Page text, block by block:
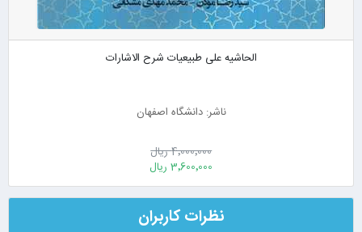
الحاشیه علی طبیعیات شرح الاشارات
ناشر: دانشگاه اصفهان
4٬000٬000 ریال
3٬600٬000 ریال
نظرات کاربران